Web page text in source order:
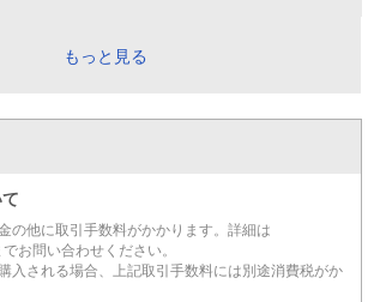
もっと見る
の他に取引手数料がかかります。詳細は
お問い合わせください。
入される場合、上記取引手数料には別途消費税がか